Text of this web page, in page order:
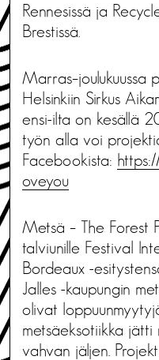
Rennesissä ja
Brestissä.
Marras–joulukuussa
Helsinkiin Sirkus
ensi-ilta on kesällä
työn alla voi
Facebookista:
oveyou
Metsä – The Forest
talviunille Festival
Bordeaux -
Jalles -kaupungin
olivat
metsäeksotiikka
vahvan jäljen.